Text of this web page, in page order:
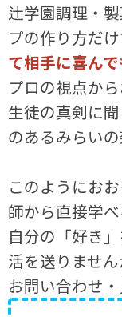
辻学園調理・
プの作り方だけ
て相手に喜んで
プロの視点か
生徒の真剣に
のあるみらい
このようにお
師から直接学べ
自分の「好き
活を送りません
お問い合わせ